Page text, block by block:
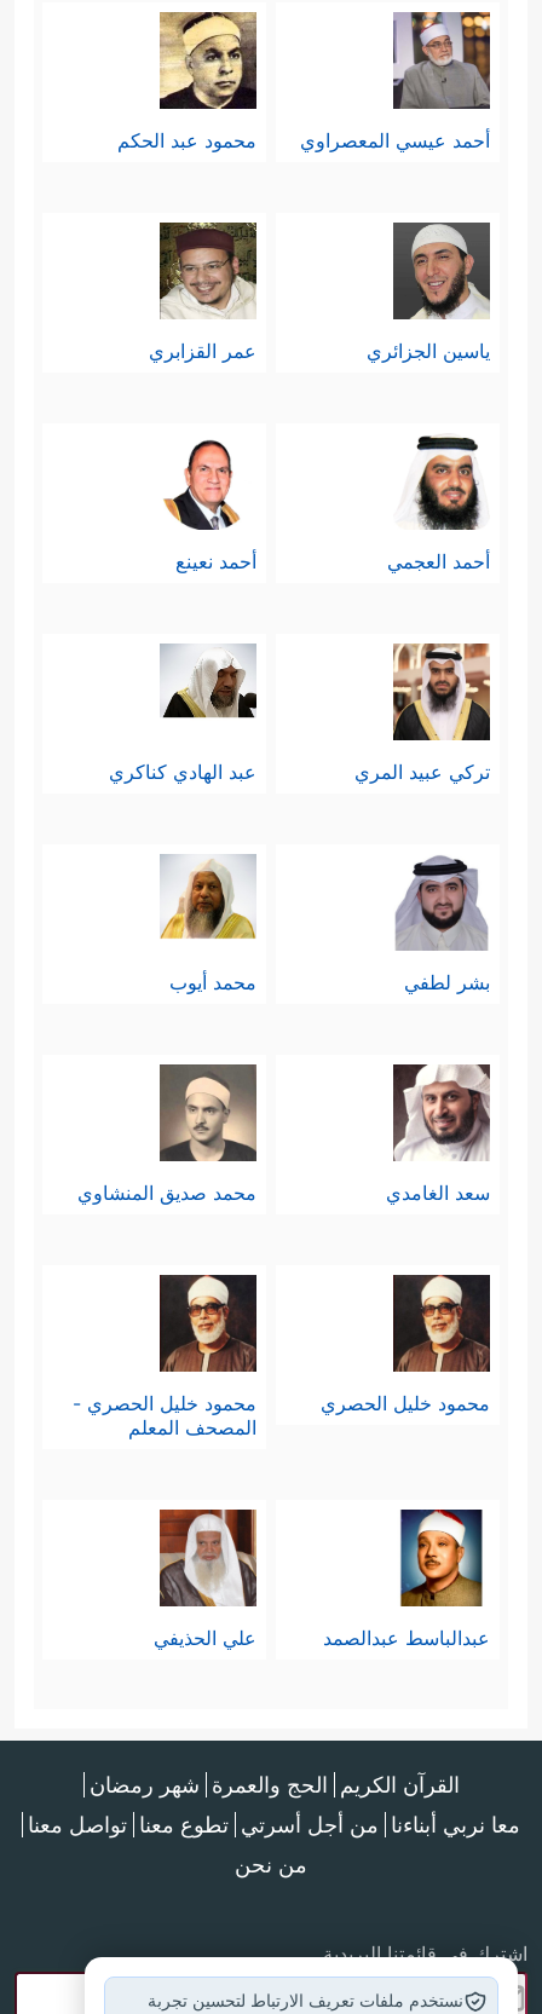
أحمد عيسي المعصراوي محمود عبد الحكم
ياسين الجزائري عمر القزابري
أحمد العجمي أحمد نعينع
تركي عبيد المري عبد الهادي كناكري
بشر لطفي محمد أيوب
سعد الغامدي محمد صديق المنشاوي
محمود خليل الحصري
محمود خليل الحصري -
المصحف المعلم
عبدالباسط عبدالصمد علي الحذيفي
القرآن الكريم الحج والعمرة شهر رمضان
معا نربي أبناءنا من أجل أسرتي تطوع معنا تواصل معنا
من نحن
اشترك في قائمتنا البريدية
نستخدم ملفات تعريف الارتباط لتحسين تجربة